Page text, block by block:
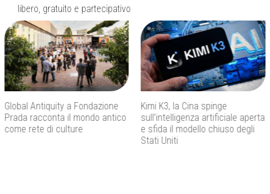
libero, gratuito e partecipativo
Kimi K3, la Cina spinge
sull’intelligenza artificiale aperta
e sfida il modello chiuso degli
Don Antonio Mazzi, addio al
fondatore di Exodus che ha
fatto dell’educazione una
strada di speranza